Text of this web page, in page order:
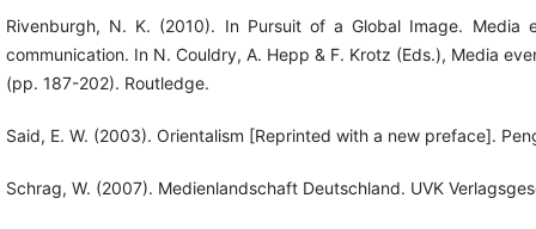
Rivenburgh, N. K. (2010). In Pursuit of a Global Image. Media
communication. In N. Couldry, A. Hepp & F. Krotz (Eds.), Media
(pp. 187-202). Routledge.
Said, E. W. (2003). Orientalism [Reprinted with a new preface].
Schrag, W. (2007). Medienlandschaft Deutschland. UVK